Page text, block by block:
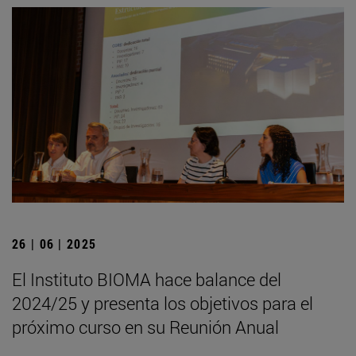
26 | 06 | 2025
El Instituto BIOMA hace balance del
2024/25 y presenta los objetivos para el
próximo curso en su Reunión Anual